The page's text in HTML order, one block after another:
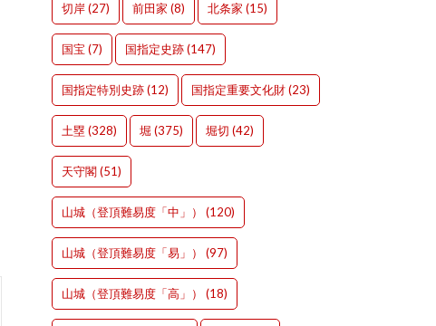
切岸(27) 前田家 (8) 北条家 (15)
国宝 (7) 国指定史跡(147)
国指定特別史跡(12) 国指定重要文化財(23)
土塁 (328) 堀 (375) 堀切 (42)
天守閣(51)
山城（登頂難易度「中」） (120)
山城（登頂難易度「易」） (97)
山城（登頂難易度「高」） (18)